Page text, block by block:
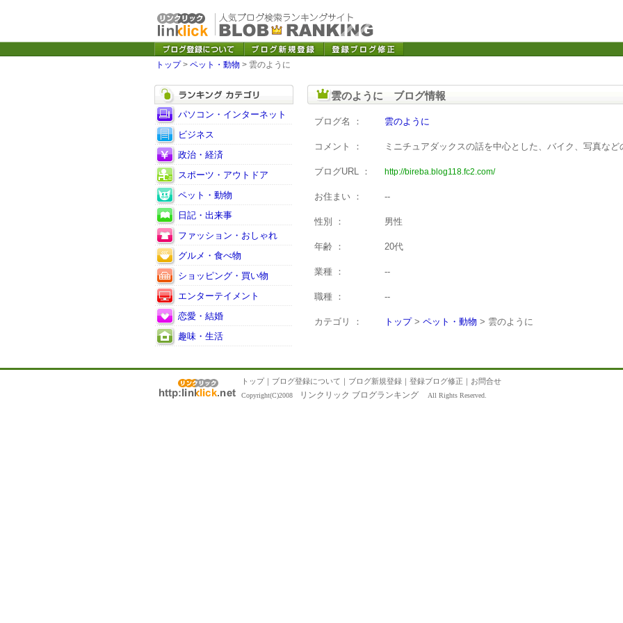
トップ> ペット・動物 > 雲のように
パソコン・インターネット
ビジネス
政治・経済
スポーツ・アウトドア
ペット・動物
日記・出来事
ファッション・おしゃれ
グルメ・食べ物
ショッピング・買い物
エンターテイメント
恋愛・結婚
趣味・生活
雲のように ブログ情報
ブログ名 ： 雲のように
コメント ： ミニチュアダックスの話を中心とした、バイク、写真など
ブログURL ： http://bireba.blog118.fc2.com/
お住まい ： --
性別 ： 男性
年齢 ： 20代
業種 ： --
職種 ： --
カテゴリ ： トップ> ペット・動物 > 雲のように
トップ｜ ブログ登録について ｜ ブログ新規登録 ｜ 登録ブログ修正 ｜ お問合せ
Copyright(C)2008 リンクリック ブログランキング All Rights Reserved.